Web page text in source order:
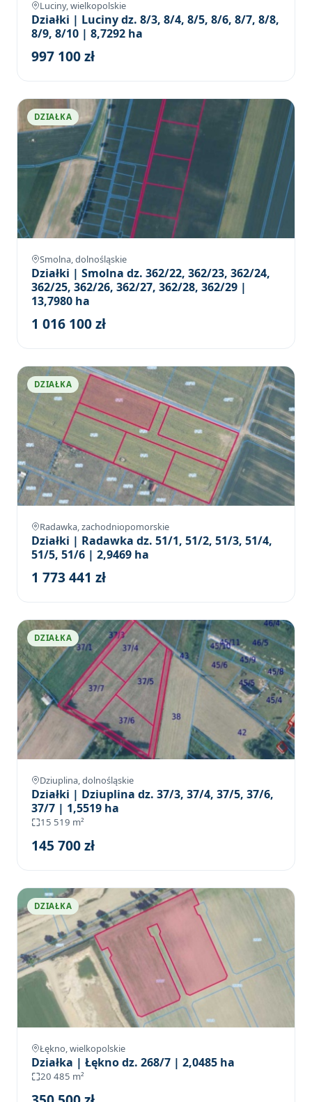
Luciny, wielkopolskie
Działki | Luciny dz. 8/3, 8/4, 8/5, 8/6, 8/7, 8/8,
8/9, 8/10 | 8,7292 ha
997 100 zł
DZIAŁKA
Smolna, dolnośląskie
Działki | Smolna dz. 362/22, 362/23, 362/24,
362/25, 362/26, 362/27, 362/28, 362/29 |
13,7980 ha
1 016 100 zł
DZIAŁKA
Radawka, zachodniopomorskie
Działki | Radawka dz. 51/1, 51/2, 51/3, 51/4,
51/5, 51/6 | 2,9469 ha
1 773 441 zł
DZIAŁKA
Dziuplina, dolnośląskie
Działki | Dziuplina dz. 37/3, 37/4, 37/5, 37/6,
37/7 | 1,5519 ha
15 519 m²
145 700 zł
DZIAŁKA
Łękno, wielkopolskie
Działka | Łękno dz. 268/7 | 2,0485 ha
20 485 m²